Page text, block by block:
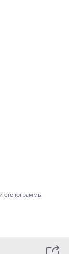
стенограммы